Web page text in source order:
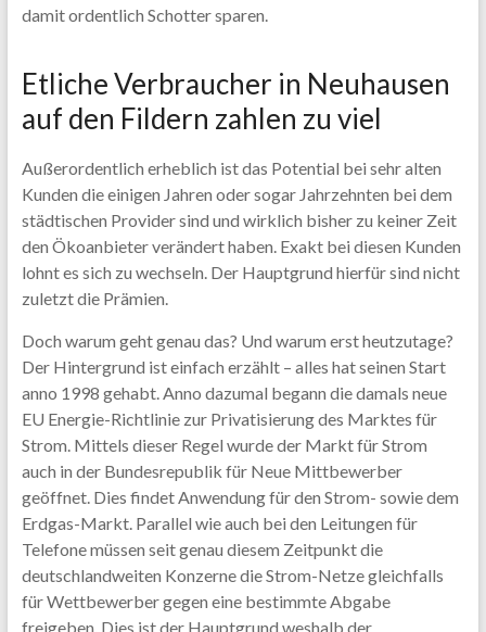
damit ordentlich Schotter sparen.
Etliche Verbraucher in Neuhausen
auf den Fildern zahlen zu viel
Außerordentlich erheblich ist das Potential bei sehr alten
Kunden die einigen Jahren oder sogar Jahrzehnten bei dem
städtischen Provider sind und wirklich bisher zu keiner Zeit
den Ökoanbieter verändert haben. Exakt bei diesen Kunden
lohnt es sich zu wechseln. Der Hauptgrund hierfür sind nicht
zuletzt die Prämien.
Doch warum geht genau das? Und warum erst heutzutage?
Der Hintergrund ist einfach erzählt – alles hat seinen Start
anno 1998 gehabt. Anno dazumal begann die damals neue
EU Energie-Richtlinie zur Privatisierung des Marktes für
Strom. Mittels dieser Regel wurde der Markt für Strom
auch in der Bundesrepublik für Neue Mittbewerber
geöffnet. Dies findet Anwendung für den Strom- sowie dem
Erdgas-Markt. Parallel wie auch bei den Leitungen für
Telefone müssen seit genau diesem Zeitpunkt die
deutschlandweiten Konzerne die Strom-Netze gleichfalls
für Wettbewerber gegen eine bestimmte Abgabe
freigeben. Dies ist der Hauptgrund weshalb der